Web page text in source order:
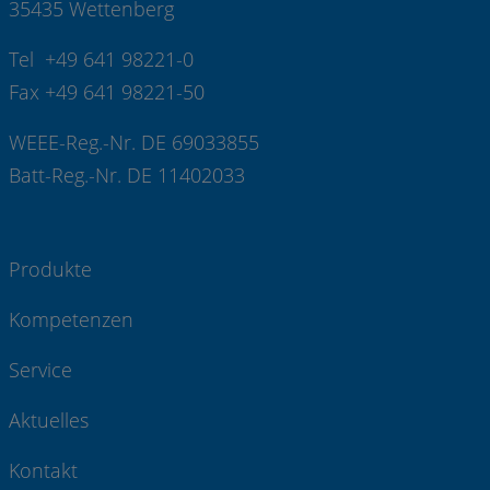
35435 Wettenberg
Tel +49 641 98221-0
Fax +49 641 98221-50
WEEE-Reg.-Nr. DE 69033855
Batt-Reg.-Nr. DE 11402033
Produkte
Kompetenzen
Service
Aktuelles
Kontakt